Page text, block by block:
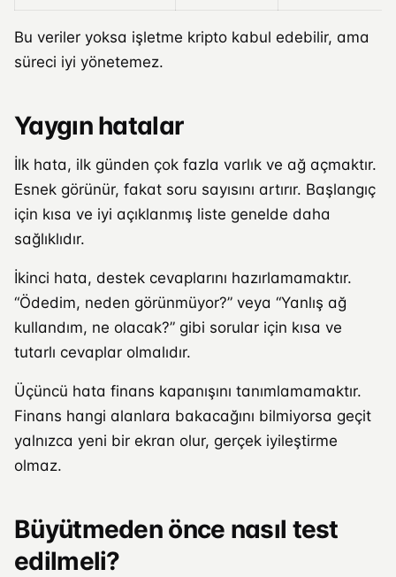
Bu veriler yoksa işletme kripto kabul edebilir, ama
süreci iyi yönetemez.
Yaygın hatalar
İlk hata, ilk günden çok fazla varlık ve ağ açmaktır.
Esnek görünür, fakat soru sayısını artırır. Başlangıç
için kısa ve iyi açıklanmış liste genelde daha
sağlıklıdır.
İkinci hata, destek cevaplarını hazırlamamaktır.
“Ödedim, neden görünmüyor?” veya “Yanlış ağ
kullandım, ne olacak?” gibi sorular için kısa ve
tutarlı cevaplar olmalıdır.
Üçüncü hata finans kapanışını tanımlamamaktır.
Finans hangi alanlara bakacağını bilmiyorsa geçit
yalnızca yeni bir ekran olur, gerçek iyileştirme
olmaz.
Büyütmeden önce nasıl test
edilmeli?